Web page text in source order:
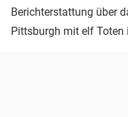
Berichterstattung über
Pittsburgh mit elf Toten